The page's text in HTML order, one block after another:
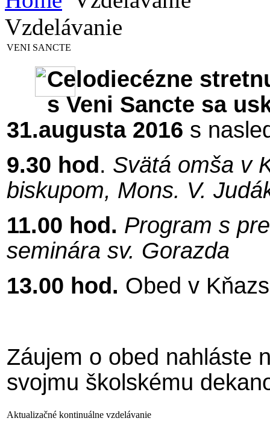
Vzdelávanie
VENI SANCTE
Celodiecézne
s Veni Sancte sa
31.augusta 2016 s
9.30 hod. Svätá omša v
biskupom, Mons. V.
11.00 hod. Program s
seminára sv. Gorazda
13.00 hod. Obed v
Záujem o obed nahláste
svojmu školskému
Aktualizačné kontinuálne vzdelávanie